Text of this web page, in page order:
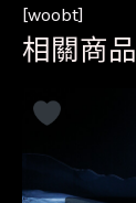
[woobt]
相關商品